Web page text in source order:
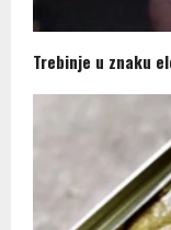
Trebinje u znaku